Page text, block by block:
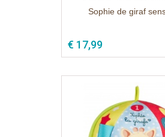
Sophie de giraf
€ 17,99